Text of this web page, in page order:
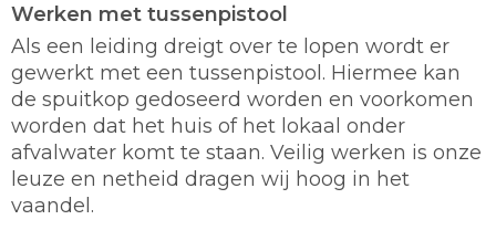
Werken met tussenpistool
Als een leiding dreigt over te lopen wordt er
gewerkt met een tussenpistool. Hiermee kan
de spuitkop gedoseerd worden en voorkomen
worden dat het huis of het lokaal onder
afvalwater komt te staan. Veilig werken is onze
leuze en netheid dragen wij hoog in het
vaandel.